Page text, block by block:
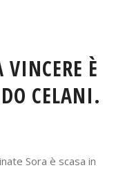
VINCERE È
CELANI.
Sora è scasa in